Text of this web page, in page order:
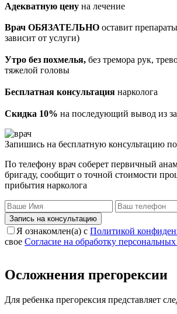
Адекватную цену на лечение
Врач ОБЯЗАТЕЛЬНО оставит
зависит от услуги)
Утро без похмелья, без тремора рук,
тяжелой головы
Бесплатная консультация нарколога
Скидка 10% на последующий вывод из
Запишись на бесплатную консультацию
По телефону врач соберет первичный
бригаду, сообщит о точной стоимости
прибытия нарколога
Запись на консультацию
Я ознакомлен(а) с Политикой
свое Согласие на обработку
Осложнения прегорексии
Для ребенка прегорексия представляет